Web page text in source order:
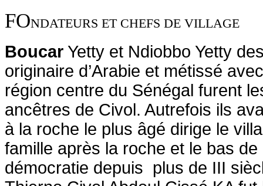
FONDATEURS ET CHEFS DE VILLAGE
Boucar Yetty et Ndiobbo Yetty
originaire d’Arabie et métissé
région centre du Sénégal furent
ancêtres de Civol. Autrefois ils
à la roche le plus âgé dirige le
famille après la roche et le bas
démocratie depuis plus de III